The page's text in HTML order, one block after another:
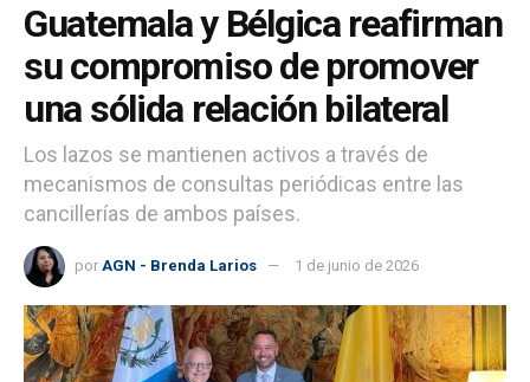
Guatemala y Bélgica reafirman
su compromiso de promover
una sólida relación bilateral
Los lazos se mantienen activos a través de
mecanismos de consultas periódicas entre las
cancillerías de ambos países.
por AGN - Brenda Larios 1 de junio de 2026